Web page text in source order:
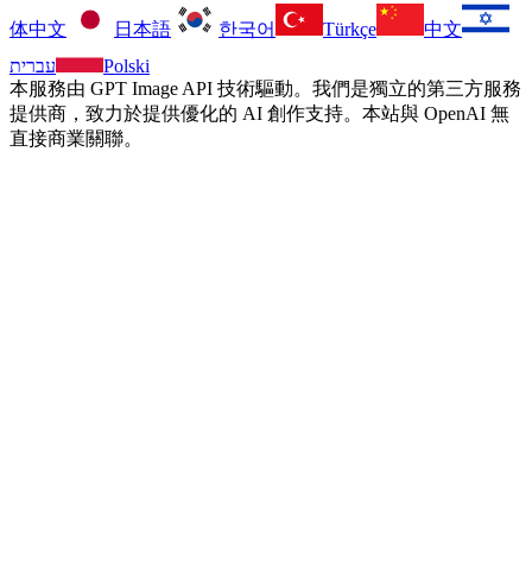
体中文 日本語 한국어 Türkçe
中文
עברית
Polski
本服務由 GPT Image API 技術驅動。我們是獨立的第三方服務
提供商，致力於提供優化的 AI 創作支持。本站與 OpenAI 無
直接商業關聯。